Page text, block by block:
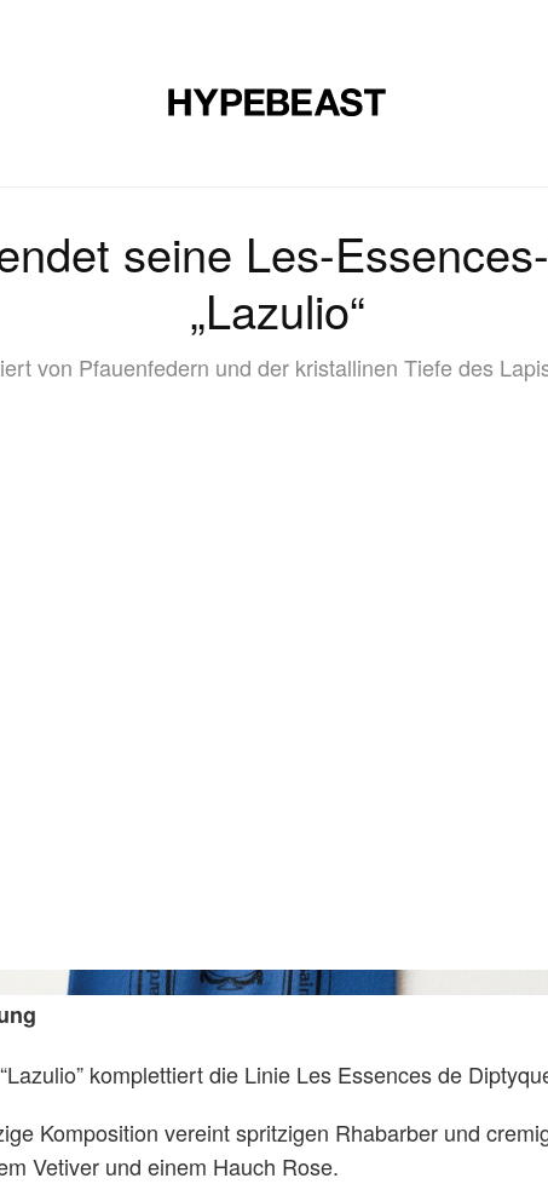
seine Les-
„Lazulio“
von Pfauenfedern und der kristallinen Tiefe des
komplettiert die Linie Les Essences de
Komposition vereint spritzigen Rhabarber und
Vetiver und einem Hauch Rose.